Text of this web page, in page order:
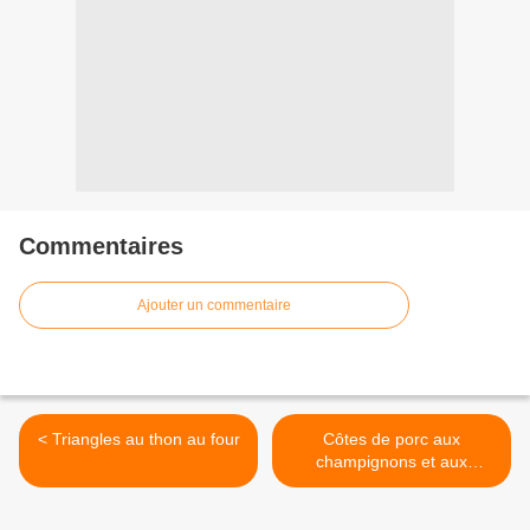
Commentaires
Ajouter un commentaire
< Triangles au thon au four
Côtes de porc aux
champignons et aux
poivrons >